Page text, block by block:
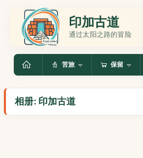
印加古道
通过太阳之路的冒险
苦旅 保留
相册: 印加古道